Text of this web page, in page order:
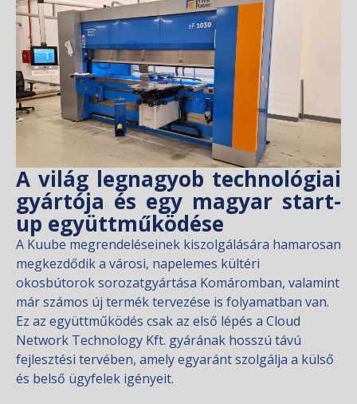
A világ legnagyob technológiai
gyártója és egy magyar start-
up együttműködése
A Kuube megrendeléseinek kiszolgálására hamarosan
megkezdődik a városi, napelemes kültéri
okosbútorok sorozatgyártása Komáromban, valamint
már számos új termék tervezése is folyamatban van.
Ez az együttműködés csak az első lépés a Cloud
Network Technology Kft. gyárának hosszú távú
fejlesztési tervében, amely egyaránt szolgálja a külső
és belső ügyfelek igényeit.